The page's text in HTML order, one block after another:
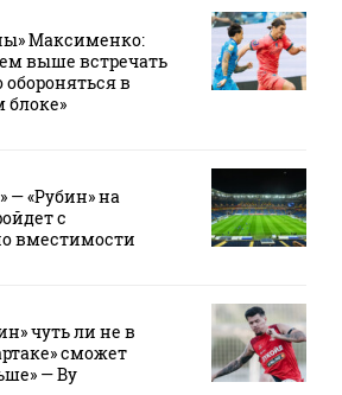
Максименко:
выше встречать
обороняться в
— «Рубин» на
с
вместимости
чуть ли не в
сможет
— Ву